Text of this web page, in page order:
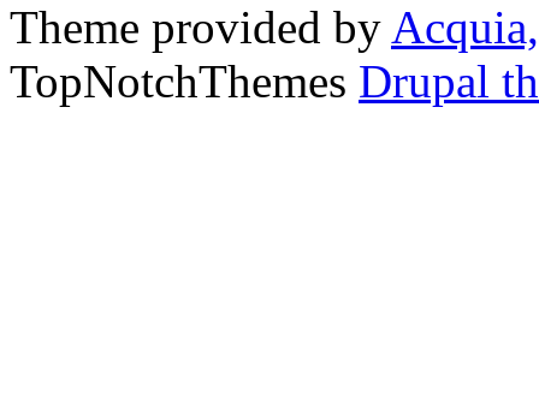
Theme provided by
TopNotchThemes Drupal